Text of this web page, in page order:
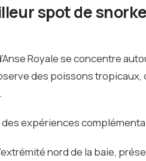
spot de
Royale se concentre
des poissons
expériences
nord de la baie,